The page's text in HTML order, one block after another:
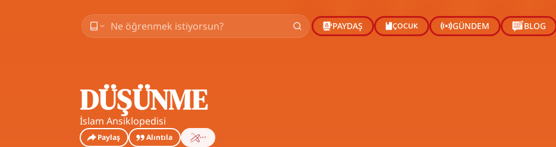
PAYDAŞ ÇOCUK GÜNDEM BLOG
DÜŞÜNME
İslam Ansiklopedisi
Paylaş
Alıntıla